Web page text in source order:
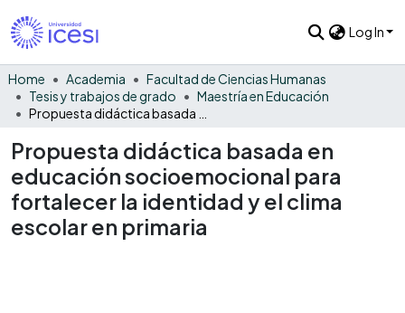
Log In
Home Academia
Facultad de Ciencias Humanas
Tesis y trabajos de grado
Maestría en Educación
Propuesta didáctica basada en
educación socioemocional para
fortalecer la identidad y el clima
escolar en primaria